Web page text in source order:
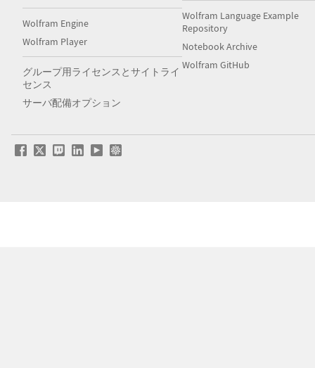
Wolfram Engine
Wolfram Player
グループ用ライセンスとサイトライ
センス
サーバ配備オプション
Wolfram Language Example
Repository
Notebook Archive
Wolfram GitHub